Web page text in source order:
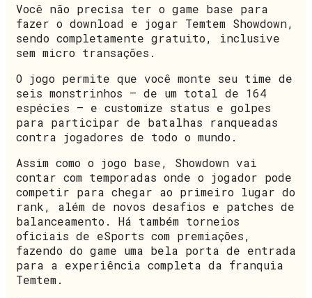
Você não precisa ter o game base para
fazer o download e jogar Temtem Showdown,
sendo completamente gratuito, inclusive
sem micro transações.
O jogo permite que você monte seu time de
seis monstrinhos – de um total de 164
espécies – e customize status e golpes
para participar de batalhas ranqueadas
contra jogadores de todo o mundo.
Assim como o jogo base, Showdown vai
contar com temporadas onde o jogador pode
competir para chegar ao primeiro lugar do
rank, além de novos desafios e patches de
balanceamento. Há também torneios
oficiais de eSports com premiações,
fazendo do game uma bela porta de entrada
para a experiência completa da franquia
Temtem.